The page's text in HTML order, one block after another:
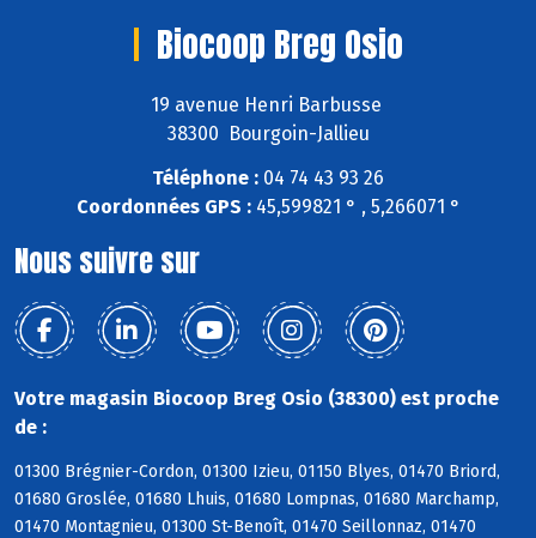
Biocoop Breg Osio
19 avenue Henri Barbusse
38300 Bourgoin-Jallieu
Téléphone : 04 74 43 93 26
Coordonnées GPS :45,599821 ° , 5,266071 °
Nous suivre sur
Votre magasin Biocoop Breg Osio (38300) est proche
de :
01300 Brégnier-Cordon, 01300 Izieu, 01150 Blyes, 01470 Briord,
01680 Groslée, 01680 Lhuis, 01680 Lompnas, 01680 Marchamp,
01470 Montagnieu, 01300 St-Benoît, 01470 Seillonnaz, 01470